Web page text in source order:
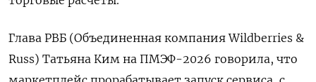
Глава РВБ (Объединенная компания Wildberries &
Russ) Татьяна Ким на ПМЭФ-2026 говорила, что